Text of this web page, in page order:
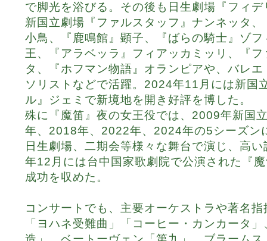
で脚光を浴びる。その後も日生劇場『フィ
新国立劇場『ファルスタッフ』ナンネッタ
小鳥、『鹿鳴館』顕子、『ばらの騎士』ゾ
王、『アラベッラ』フィアッカミッリ、『
タ、『ホフマン物語』オランピアや、バレ
ソリストなどで活躍。2024年11月には新国
ル』ジェミで新境地を開き好評を博した。
殊に『魔笛』夜の女王役では、2009年新国
年、2018年、2022年、2024年の5シーズン
日生劇場、二期会等様々な舞台で演じ、高
年12月には台中国家歌劇院で公演された『
成功を収めた。
コンサートでも、主要オーケストラや著名
「ヨハネ受難曲」「コーヒー・カンカータ